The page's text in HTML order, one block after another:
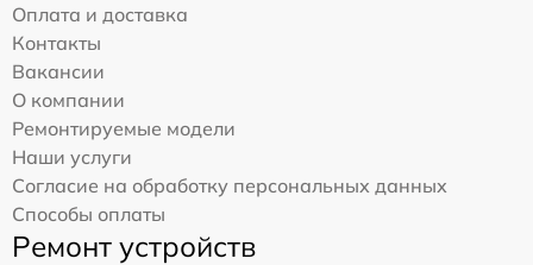
Оплата и доставка
Контакты
Вакансии
О компании
Ремонтируемые модели
Наши услуги
Согласие на обработку персональных данных
Способы оплаты
Ремонт устройств